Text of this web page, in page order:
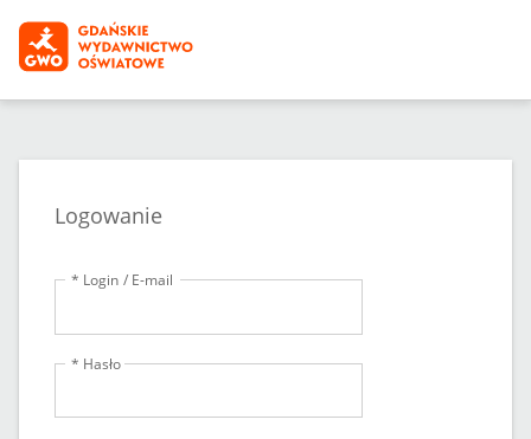
Logowanie
* Login / E-mail
* Hasło